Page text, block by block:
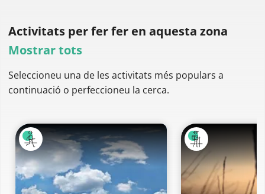
Activitats per ferfer en aquesta zona
Mostrar tots
Seleccioneu una de les activitats més populars a
continuació o perfeccioneu la cerca.